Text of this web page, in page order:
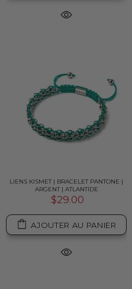
LIENS KISMET | BRACELET PANTONE |
ARGENT | ATLANTIDE
$29.00
AJOUTER AU PANIER